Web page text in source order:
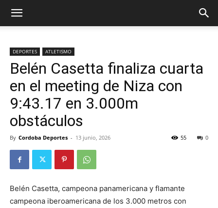
DEPORTES ATLETISMO
Belén Casetta finaliza cuarta
en el meeting de Niza con
9:43.17 en 3.000m
obstáculos
By Cordoba Deportes - 13 junio, 2026 0
55
Belén Casetta, campeona panamericana y flamante
campeona iberoamericana de los 3.000 metros con